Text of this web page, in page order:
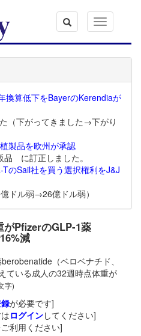
Toggle
navigation
換算低下をBayerのKerendiaが
（下がってきました→下がり
製品を欧州が承認
に訂正しました。
のSail社を買う選択権利をJ&J
ドル弱→26億ドル弱）
がPfizerのGLP-1薬
減
berobenatide（ベロベナチド、
ている成人の32週時点体重が
字)
が必要です]
ログインしてください]
ご利用ください]